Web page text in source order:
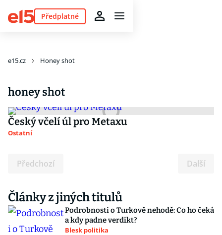
Předplatné
e15.cz Honey shot
honey shot
Český včelí úl pro Metaxu
Ostatní
Předchozí Další
Články z jiných titulů
Podrobnosti o Turkově nehodě: Co ho čeká
a kdy padne verdikt?
Blesk politika